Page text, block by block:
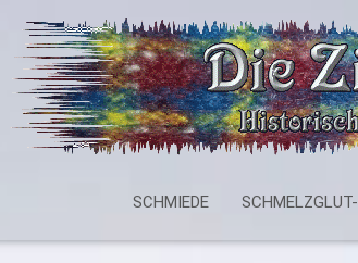
SCHMIEDE